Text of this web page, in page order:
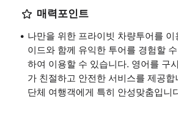
매력포인트
나만을 위한 프라이빗 차량투어를
이드와 함께 유익한 투어를 경험할
하여 이용할 수 있습니다. 영어를 구
가 친절하고 안전한 서비스를 제공
단체 여행객에게 특히 안성맞춤입니